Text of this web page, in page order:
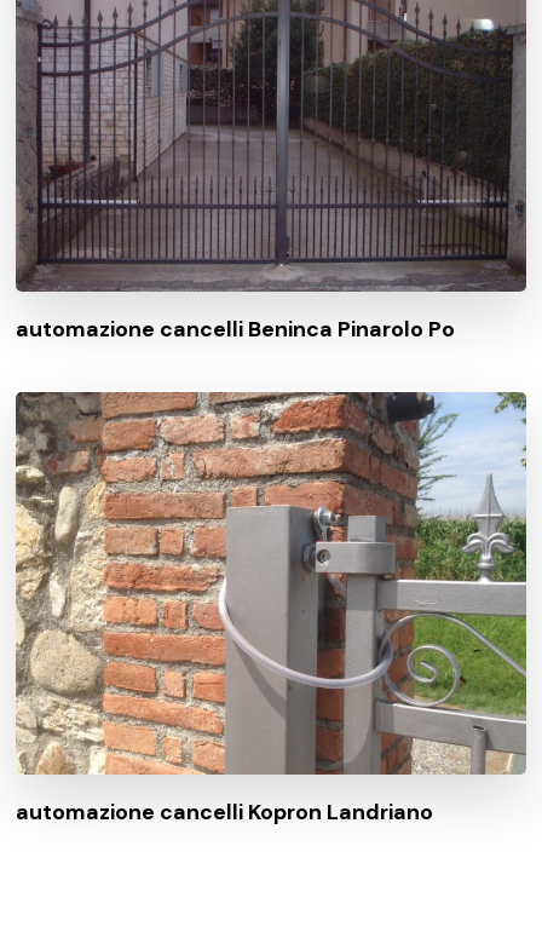
automazione cancelli Beninca Pinarolo Po
automazione cancelli Kopron Landriano